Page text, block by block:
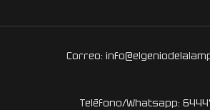
Correo:
Teléfono/Whatsapp: